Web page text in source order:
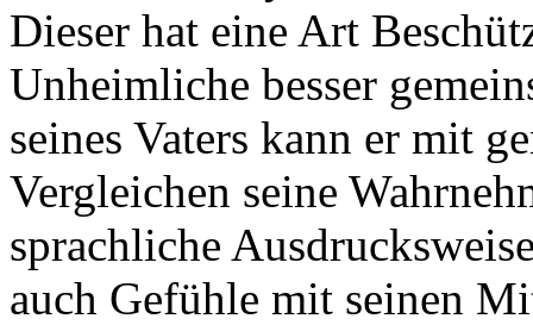
Dieser hat eine Art
Unheimliche besser
seines Vaters kann er mit
Vergleichen seine
sprachliche
auch Gefühle mit seinen